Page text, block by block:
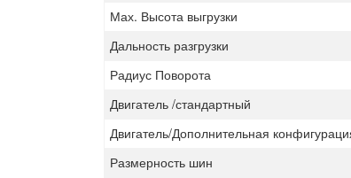
Мах. Высота выгрузки
Дальность разгрузки
Радиус Поворота
Двигатель /стандартный
Двигатель/Дополнительная
Размерность шин